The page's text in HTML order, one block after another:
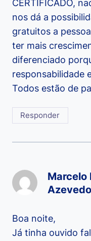
CERTIFICADO,
nos dá a
gratuitos a
ter mais
diferenciado
responsabilidade
Todos estão de
Responder
Marcelo
Azevedo
Boa noite,
Já tinha ouvido